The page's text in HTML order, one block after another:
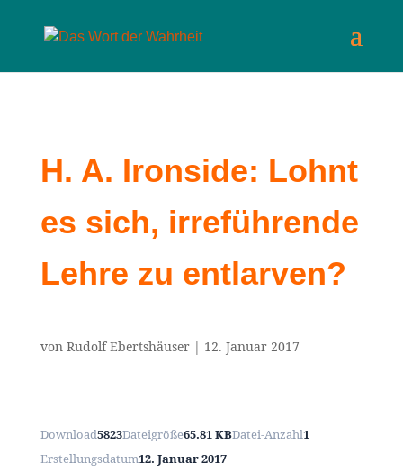
H. A. Ironside: Lohnt
es sich, irreführende
Lehre zu entlarven?
von Rudolf Ebertshäuser| 12. Januar 2017
Download5823Dateigröße65.81 KBDatei-Anzahl1
Erstellungsdatum12. Januar 2017